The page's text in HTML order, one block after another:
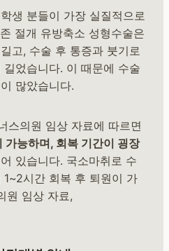
생 분들이 가장 실질적으로
절개 유방축소 성형수술은
고, 수술 후 통증과 붓기로
었습니다. 이 때문에 수술
많았습니다.
스의원 임상 자료에 따르면
가능하며, 회복 기간이 굉장
있습니다. 국소마취로 수
시간 회복 후 퇴원이 가
원 임상 자료,